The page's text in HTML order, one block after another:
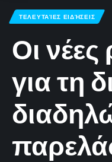
ΤΕΛΕΥΤΑΊΕΣ ΕΙΔΉΣΕΙΣ
Οι νέες
για τη